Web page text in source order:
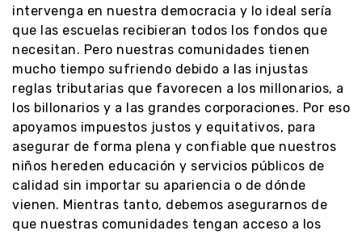
intervenga en nuestra democracia y lo ideal sería
que las escuelas recibieran todos los fondos que
necesitan. Pero nuestras comunidades tienen
mucho tiempo sufriendo debido a las injustas
reglas tributarias que favorecen a los millonarios, a
los billonarios y a las grandes corporaciones. Por eso
apoyamos impuestos justos y equitativos, para
asegurar de forma plena y confiable que nuestros
niños hereden educación y servicios públicos de
calidad sin importar su apariencia o de dónde
vienen. Mientras tanto, debemos asegurarnos de
que nuestras comunidades tengan acceso a los